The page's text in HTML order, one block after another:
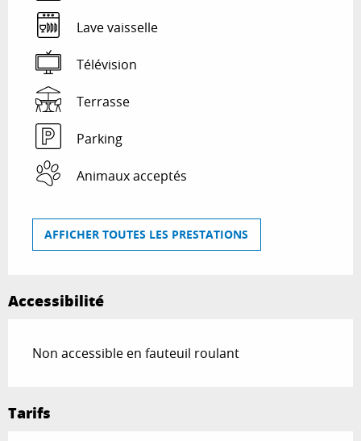
Lave vaisselle
Télévision
Terrasse
Parking
Animaux acceptés
AFFICHER TOUTES LES PRESTATIONS
Accessibilité
Non accessible en fauteuil roulant
Tarifs